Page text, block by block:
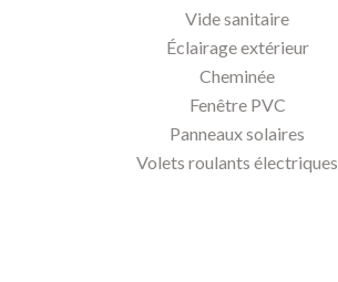
Vide sanitaire
Éclairage extérieur
Cheminée
Fenêtre PVC
Panneaux solaires
Volets roulants électriques